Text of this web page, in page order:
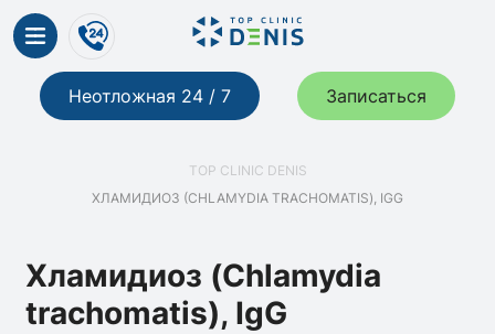
Неотложная 24 / 7 Записаться
TOP CLINIC DENIS
ХЛАМИДИОЗ (CHLAMYDIA TRACHOMATIS), IGG
Хламидиоз (Chlamydia
trachomatis), IgG